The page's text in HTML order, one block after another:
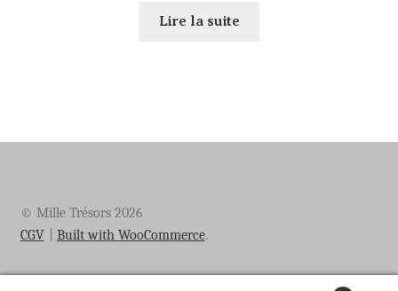
Lire la suite
© Mille Trésors 2026
CGV
Built with WooCommerce.